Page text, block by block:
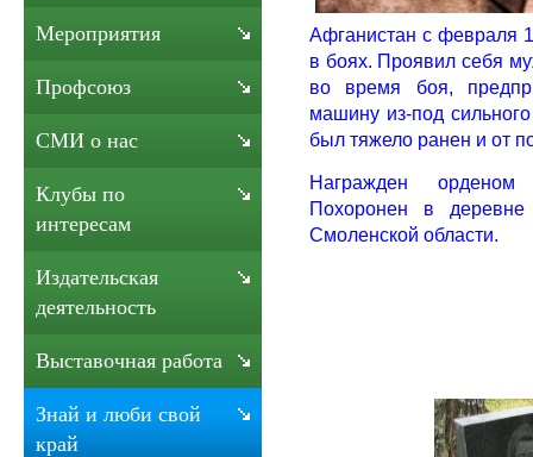
Афганистан с февраля
в боях. Проявил себя
во время боя,
машину из-под
был тяжело ранен и от
Награжден
Похоронен в
Смоленской области.
Мероприятия
Профсоюз
СМИ о нас
Клубы по
интересам
Издательская
деятельность
Выставочная работа
Знай и люби свой
край